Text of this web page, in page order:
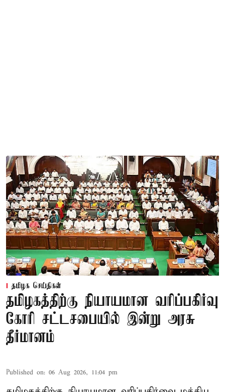
தமிழக செய்திகள்
தமிழகத்திற்கு நியாயமான வரிப்பகிர்வு
கோரி சட்டசபையில் இன்று அரசு
தீர்மானம்
Published on: 06 Aug 2026, 11:04 pm